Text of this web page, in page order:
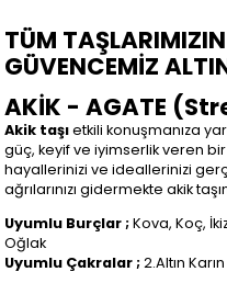
TÜM
GÜVENCEMİZ
AKİK - AGATE
Akik taşıetkili konuşmanıza
güç, keyif ve iyimserlik veren
hayallerinizi ve ideallerinizi
ağrılarınızı gidermekte akik
Uyumlu Burçlar ;Kova, Koç,
Oğlak
Uyumlu Çakralar ;2.Altın